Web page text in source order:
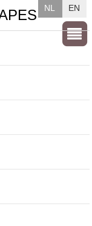
EN
NL